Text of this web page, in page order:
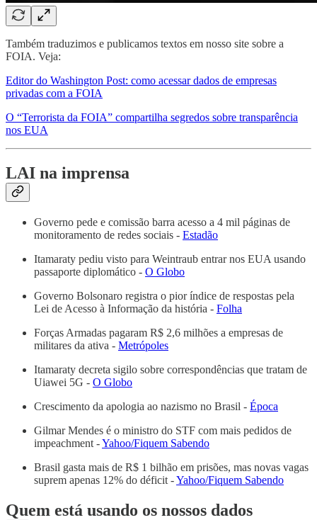
Também traduzimos e publicamos textos em nosso site sobre a
FOIA. Veja:
Editor do Washington Post: como acessar dados de empresas
privadas com a FOIA
O “Terrorista da FOIA” compartilha segredos sobre transparência
nos EUA
LAI na imprensa
Governo pede e comissão barra acesso a 4 mil páginas de
monitoramento de redes sociais - Estadão
Itamaraty pediu visto para Weintraub entrar nos EUA usando
passaporte diplomático - O Globo
Governo Bolsonaro registra o pior índice de respostas pela
Lei de Acesso à Informação da história - Folha
Forças Armadas pagaram R$ 2,6 milhões a empresas de
militares da ativa - Metrópoles
Itamaraty decreta sigilo sobre correspondências que tratam de
Uiawei 5G - O Globo
Crescimento da apologia ao nazismo no Brasil - Época
Gilmar Mendes é o ministro do STF com mais pedidos de
impeachment -Yahoo/Fiquem Sabendo
Brasil gasta mais de R$ 1 bilhão em prisões, mas novas vagas
suprem apenas 12% do déficit -Yahoo/Fiquem Sabendo
Quem está usando os nossos dados